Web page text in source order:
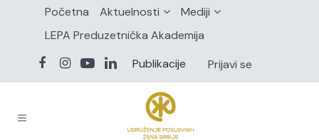
Početna Aktuelnosti
Mediji
LEPA Preduzetnička Akademija
Publikacije
Prijavi se